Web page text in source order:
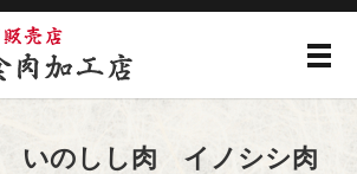
メ
いのしし肉 イノシシ肉